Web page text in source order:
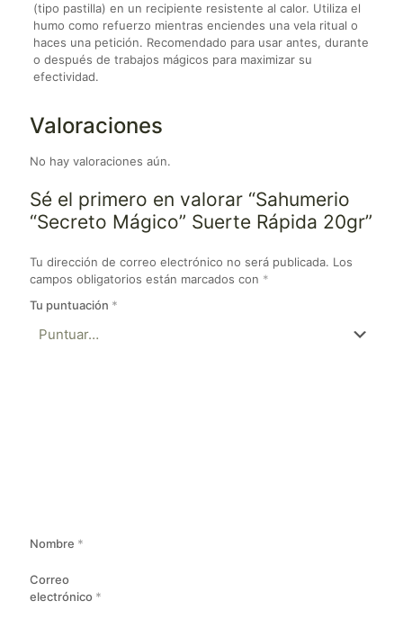
(tipo pastilla) en un recipiente resistente al calor. Utiliza el
humo como refuerzo mientras enciendes una vela ritual o
haces una petición. Recomendado para usar antes, durante
o después de trabajos mágicos para maximizar su
efectividad.
Valoraciones
No hay valoraciones aún.
Sé el primero en valorar “Sahumerio
“Secreto Mágico” Suerte Rápida 20gr”
Tu dirección de correo electrónico no será publicada. Los
campos obligatorios están marcados con *
Tu puntuación *
Nombre *
Correo
electrónico *